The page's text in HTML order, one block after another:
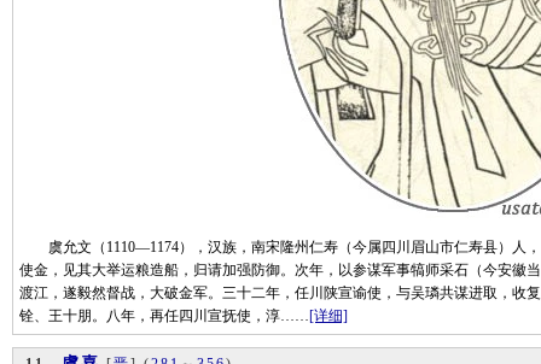
虞允文（1110—1174），汉族，南宋隆州仁寿（今属四川眉山市仁寿县）人
使金，见其大举运粮造船，归请加强防御。次年，以参谋军事犒师采石（今安徽
渡江，遂毅然督战，大破金军。三十二年，任川陕宣谕使，与吴璘共谋进取，收
铨、王十朋。八年，再任四川宣抚使，淳……[详细]